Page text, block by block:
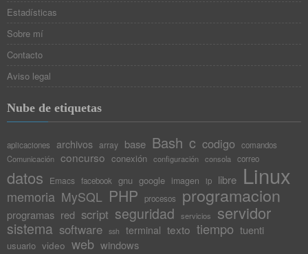
Estadísticas
Sobre mí
Contacto
Aviso legal
Nube de etiquetas
aplicaciones archivos array base Bash c codigo
comandos
Comunicación concurso conexión configuración consola correo
datos Emacs facebook gnu google imagen ip libre Linux
memoria MySQL PHP procesos programacion
programas red script seguridad servicios servidor
sistema software ssh terminal texto tiempo tuenti
usuario video web windows